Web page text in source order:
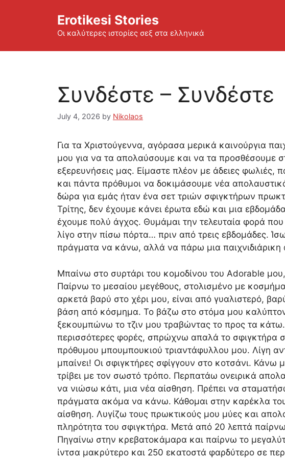
Erotikesi Stories
Οι καλύτερες ιστορίες σεξ στα ελληνικά
Συνδέστε – Συνδέστε
July 4, 2026 by Nikolaos
Για τα Χριστούγεννα, αγόρασα μερικά καινούργια
μου για να τα απολαύσουμε και να τα προσθέσουμε
εξερευνήσεις μας. Είμαστε πλέον με άδειες φωλιές,
και πάντα πρόθυμοι να δοκιμάσουμε νέα
δώρα για εμάς ήταν ένα σετ τριών σφιγκτήρων
Τρίτης, δεν έχουμε κάνει έρωτα εδώ και μια
έχουμε πολύ άγχος. Θυμάμαι την τελευταία φορά
λίγο στην πίσω πόρτα… πριν από τρεις εβδομάδες.
πράγματα να κάνω, αλλά να πάρω μια
Μπαίνω στο συρτάρι του κομοδίνου του Adorable
Παίρνω το μεσαίου μεγέθους, στολισμένο με
αρκετά βαρύ στο χέρι μου, είναι από γυαλιστερό,
βάση από κόσμημα. Το βάζω στο στόμα μου
ξεκουμπώνω το τζιν μου τραβώντας το προς τα
περισσότερες φορές, σπρώχνω απαλά το σφιγκτήρα
πρόθυμου μπουμπουκιού τριαντάφυλλου μου. Λίγη
μπαίνει! Οι σφιγκτήρες σφίγγουν στο κοτσάνι. Κάνω
τρίβει με τον σωστό τρόπο. Περπατάω ονειρικά
να νιώσω κάτι, μια νέα αίσθηση. Πρέπει να
πράγματα ακόμα να κάνω. Κάθομαι στην καρέκλα
αίσθηση. Λυγίζω τους πρωκτικούς μου μύες και
πληρότητα του σφιγκτήρα. Μετά από 20 λεπτά
Πηγαίνω στην κρεβατοκάμαρα και παίρνω το
ίντσα μακρύτερο και 250 εκατοστά φαρδύτερο σε